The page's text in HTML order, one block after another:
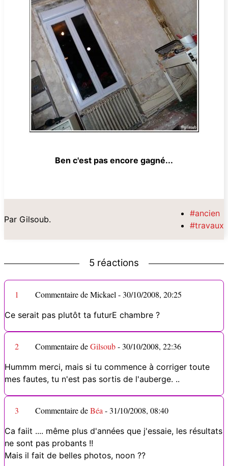
Ben c'est pas encore gagné...
Par Gilsoub.
#ancien
#travaux
5 réactions
1 Commentaire de Mickael -30/10/2008, 20:25
Ce serait pas plutôt ta futurE chambre ?
2 Commentaire deGilsoub-30/10/2008, 22:36
Hummm merci, mais si tu commence à corriger toute
mes fautes, tu n'est pas sortis de l'auberge. ..
3 Commentaire deBéa -31/10/2008, 08:40
Ca faiit .... même plus d'années que j'essaie, les résultats
ne sont pas probants !!
Mais il fait de belles photos, noon ??